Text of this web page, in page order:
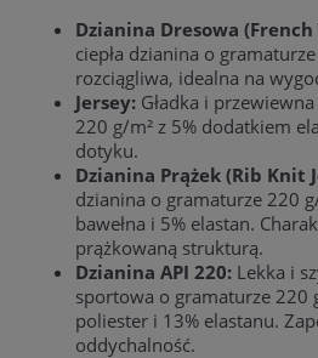
Dzianina Dresowa
ciepła dzianina o
rozciągliwa, idealna na
Jersey: Gładka i
220 g/m² z 5% dodatkiem
dotyku.
Dzianina Prążek (Rib Knit
dzianina o gramaturze 220
bawełna i 5% elastan.
prążkowaną strukturą.
Dzianina API 220: Lekka i
sportowa o gramaturze 220
poliester i 13% elastanu.
oddychalność.